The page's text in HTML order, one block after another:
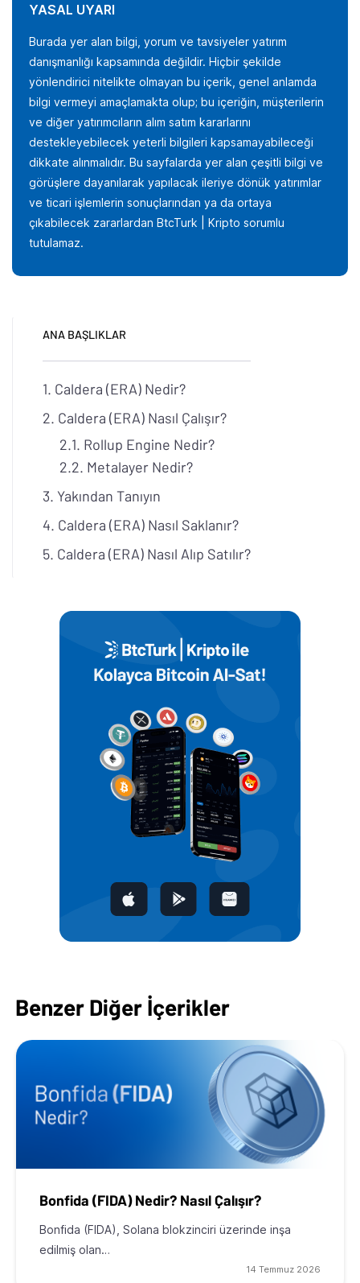
YASAL UYARI
Burada yer alan bilgi, yorum ve tavsiyeler yatırım
danışmanlığı kapsamında değildir. Hiçbir şekilde
yönlendirici nitelikte olmayan bu içerik, genel anlamda
bilgi vermeyi amaçlamakta olup; bu içeriğin, müşterilerin
ve diğer yatırımcıların alım satım kararlarını
destekleyebilecek yeterli bilgileri kapsamayabileceği
dikkate alınmalıdır. Bu sayfalarda yer alan çeşitli bilgi ve
görüşlere dayanılarak yapılacak ileriye dönük yatırımlar
ve ticari işlemlerin sonuçlarından ya da ortaya
çıkabilecek zararlardan BtcTurk | Kripto sorumlu
tutulamaz.
ANA BAŞLIKLAR
Caldera (ERA) Nedir?
Caldera (ERA) Nasıl Çalışır?
Rollup Engine Nedir?
Metalayer Nedir?
Yakından Tanıyın
Caldera (ERA) Nasıl Saklanır?
Caldera (ERA) Nasıl Alıp Satılır?
Benzer Diğer İçerikler
Bonfida (FIDA) Nedir? Nasıl Çalışır?
Bonfida (FIDA), Solana blokzinciri üzerinde inşa
edilmiş olan…
14 Temmuz 2026